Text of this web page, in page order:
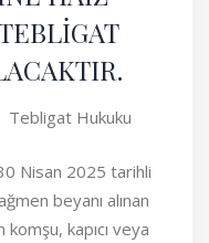
Tebligat Hukuku
Nisan 2025 tarihli
beyanı alınan
komşu, kapıcı veya